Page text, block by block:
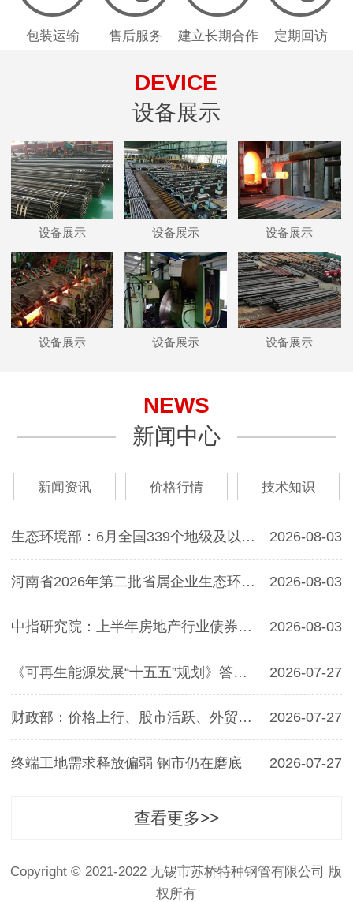
包装运输 售后服务 建立长期合作 定期回访
DEVICE
设备展示
设备展示 设备展示 设备展示
设备展示 设备展示 设备展示
NEWS
新闻中心
新闻资讯 价格行情 技术知识
生态环境部：6月全国339个地级及以上城市PM1… 2026-08-03
河南省2026年第二批省属企业生态环境保护专项… 2026-08-03
中指研究院：上半年房地产行业债券融资总额同… 2026-08-03
《可再生能源发展“十五五”规划》答记者问 2026-07-27
财政部：价格上行、股市活跃、外贸增势强劲等… 2026-07-27
终端工地需求释放偏弱 钢市仍在磨底 2026-07-27
查看更多>>
Copyright © 2021-2022 无锡市苏桥特种钢管有限公司 版
权所有